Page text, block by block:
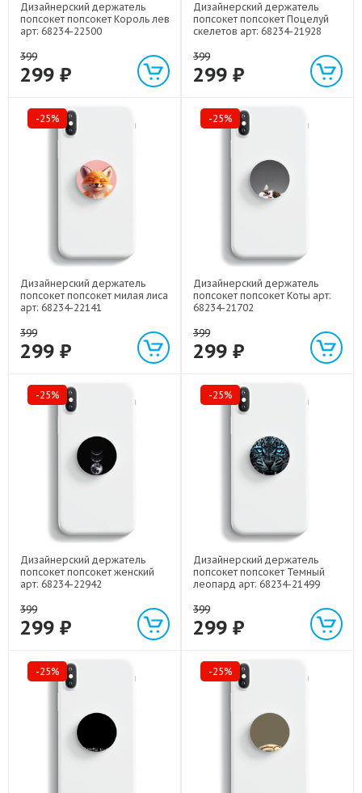
Дизайнерский держатель
попсокет попсокет Король лев
арт: 68234-22500
399
299 ₽
Дизайнерский держатель
попсокет попсокет Поцелуй
скелетов арт: 68234-21928
399
299 ₽
-25%
Дизайнерский держатель
попсокет попсокет милая лиса
арт: 68234-22141
399
299 ₽
-25%
Дизайнерский держатель
попсокет попсокет Коты арт:
68234-21702
399
299 ₽
-25%
Дизайнерский держатель
попсокет попсокет женский
арт: 68234-22942
399
299 ₽
-25%
Дизайнерский держатель
попсокет попсокет Темный
леопард арт: 68234-21499
399
299 ₽
-25% -25%